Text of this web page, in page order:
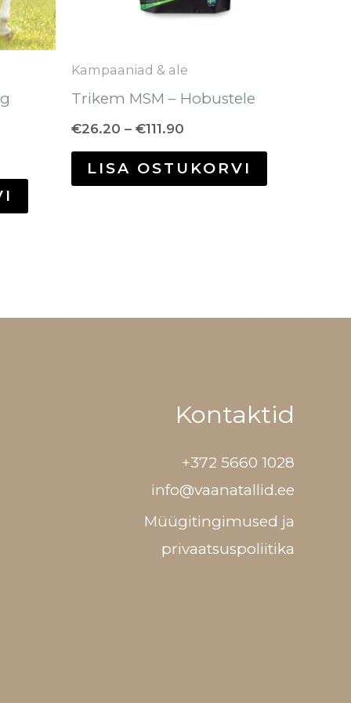
saab
teha
Kampaaniad & ale
Trikem MSM – Hobustele
€26.20 – €111.90
LISA OSTUKORVI
Kontaktid
+372 5660 1028
info@vaanatallid.ee
Müügitingimused ja
privaatsuspoliitika